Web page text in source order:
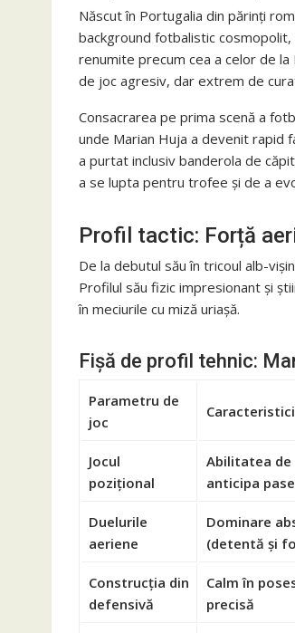
Născut în Portugalia din părinți
background fotbalistic cosmopolit,
renumite precum cea a celor de
de joc agresiv, dar extrem de
Consacrarea pe prima scenă a
unde Marian Huja a devenit rapid
a purtat inclusiv banderola de
a se lupta pentru trofee și de a
Profil tactic: Forță
De la debutul său în tricoul alb-
Profilul său fizic impresionant și
în meciurile cu miză uriașă.
Fișă de profil tehnic:
Parametru de
joc
Jocul
pozițional
Abilitatea de
anticipa
Duelurile
aeriene
Dominare
(detentă și
Construcția din
defensivă
Calm în
precisă